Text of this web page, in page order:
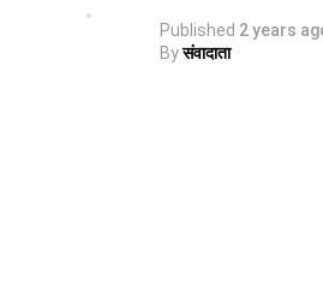
Published 2 years
Byसंवादाता